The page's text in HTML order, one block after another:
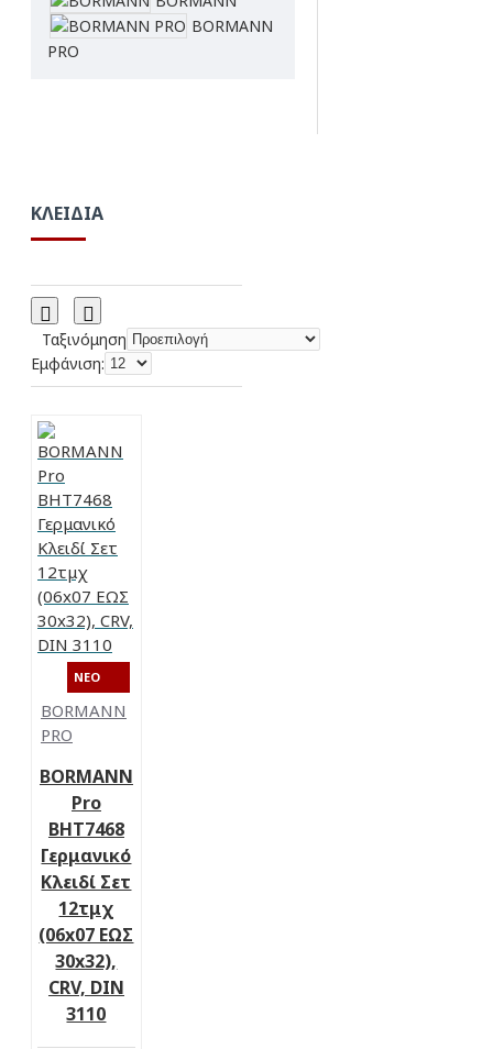
BORMANN
PRO
ΚΛΕΙΔΙΆ
Ταξινόμηση
Εμφάνιση:
NEO
BORMANN
PRO
BORMANN
Pro
BHT7468
Γερμανικό
Κλειδί Σετ
12τμχ
(06x07 ΕΩΣ
30x32),
CRV, DIN
3110